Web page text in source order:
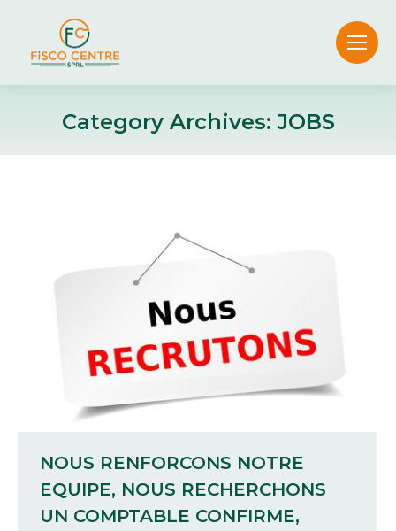
Category Archives:JOBS
NOUS RENFORCONS NOTRE
EQUIPE, NOUS RECHERCHONS
UN COMPTABLE CONFIRME,